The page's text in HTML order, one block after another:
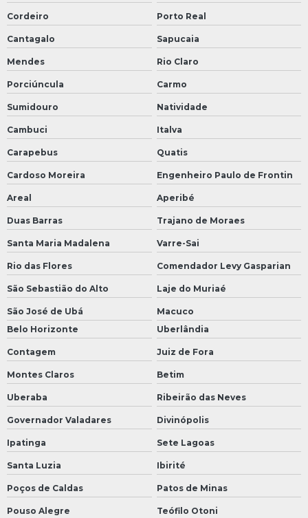
Cordeiro Porto Real
Cantagalo Sapucaia
Mendes Rio Claro
Porciúncula Carmo
Sumidouro Natividade
Cambuci Italva
Carapebus Quatis
Cardoso Moreira Engenheiro Paulo de Frontin
Areal Aperibé
Duas Barras Trajano de Moraes
Santa Maria Madalena Varre-Sai
Rio das Flores Comendador Levy Gasparian
São Sebastião do Alto Laje do Muriaé
São José de Ubá
Macuco
Belo Horizonte
Uberlândia
Contagem Juiz de Fora
Montes Claros Betim
Uberaba Ribeirão das Neves
Governador Valadares Divinópolis
Ipatinga Sete Lagoas
Santa Luzia Ibirité
Poços de Caldas Patos de Minas
Pouso Alegre Teófilo Otoni